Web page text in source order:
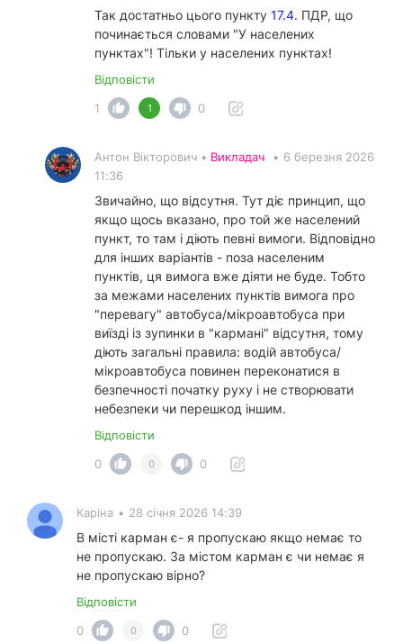
Так достатньо цього пункту 17.4. ПДР, що
починається словами "У населених
пунктах"! Тільки у населених пунктах!
Відповісти
1
1 0
Антон Вікторович • Викладач • 6 березня 2026
11:36
Звичайно, що відсутня. Тут діє принцип, що
якщо щось вказано, про той же населений
пункт, то там і діють певні вимоги. Відповідно
для інших варіантів - поза населеним
пунктів, ця вимога вже діяти не буде. Тобто
за межами населених пунктів вимога про
"перевагу" автобуса/мікроавтобуса при
виїзді із зупинки в "кармані" відсутня, тому
діють загальні правила: водій автобуса/
мікроавтобуса повинен переконатися в
безпечності початку руху і не створювати
небезпеки чи перешкод іншим.
Відповісти
0
0 0
Каріна • 28 січня 2026 14:39
В місті карман є- я пропускаю якщо немає то
не пропускаю. За містом карман є чи немає я
не пропускаю вірно?
Відповісти
0
0 0